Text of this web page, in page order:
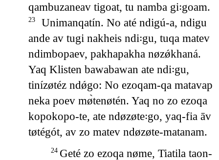
qambuzaneav tigoat, tu namba gi꞉goam.
23
Unimanqatín. No até ndigú-a, ndigu
ande av tugi nakheis ndi꞉gu, tuqa matev
ndimbopaev, pakhapakha nøzǿkhaná.
Yaq Klisten bawabawan ate ndi꞉gu,
tinízøtéz ndǿgo: No ezoqam-qa matavap
neka poev mø̀tenøtén. Yaq no zo ezoqa
kopokopo-te, ate ndøzøte꞉go, yaq-fia āv
tøtégót, av zo matev ndøzøte-matanam.
24 Geté zo ezoqa nøme, Tiatila taon-